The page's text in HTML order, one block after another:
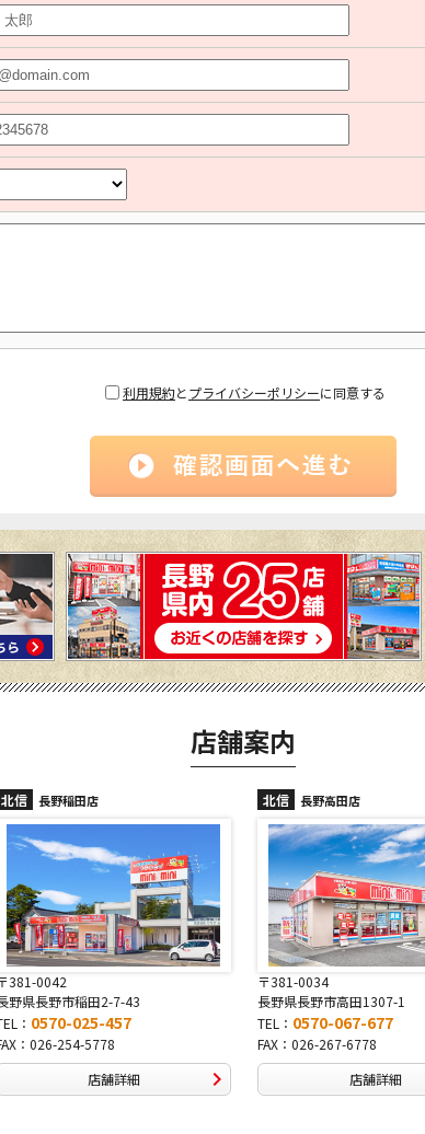
利用規約とプライバシーポリシーに同意する
店舗案内
北信 長野稲田店
381-0042
野県長野市稲田2-7-43
： 0570-025-457
：026-254-5778
店舗詳細
北信 長野高田店
〒381-0034
長野県長野市高田1307-1
TEL： 0570-067-677
FAX：026-267-6778
店舗詳細